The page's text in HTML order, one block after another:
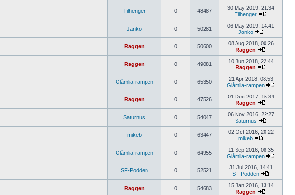
Tilhenger 0 48487
30 May 2019, 21:34
Tilhenger
Janko 0 50281
06 May 2019, 14:41
Janko
Raggen 0 50600
08 Aug 2018, 00:26
Raggen
Raggen 0 49081
10 Jun 2018, 22:44
Raggen
Glåmlia-rampen 0 65350
21 Apr 2018, 08:53
Glåmlia-rampen
Raggen 0 47526
01 Dec 2017, 15:34
Raggen
Saturnus 0 54047
06 Nov 2016, 22:27
Saturnus
mikeb 0 63447
02 Oct 2016, 20:22
mikeb
Glåmlia-rampen 0 64955
11 Sep 2016, 08:35
Glåmlia-rampen
SF-Podden 0 52521
31 Jul 2016, 14:41
SF-Podden
Raggen 0 54683
15 Jan 2016, 13:14
Raggen